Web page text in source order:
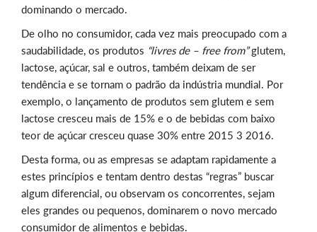
dominando o mercado.
De olho no consumidor, cada vez mais preocupado com a
saudabilidade, os produtos “livres de – free from”glutem,
lactose, açúcar, sal e outros, também deixam de ser
tendência e se tornam o padrão da indústria mundial. Por
exemplo, o lançamento de produtos sem glutem e sem
lactose cresceu mais de 15% e o de bebidas com baixo
teor de açúcar cresceu quase 30% entre 2015 3 2016.
Desta forma, ou as empresas se adaptam rapidamente a
estes princípios e tentam dentro destas “regras” buscar
algum diferencial, ou observam os concorrentes, sejam
eles grandes ou pequenos, dominarem o novo mercado
consumidor de alimentos e bebidas.